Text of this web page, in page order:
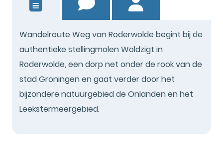
Wandelroute Weg van Roderwolde begint bij de
authentieke stellingmolen Woldzigt in
Roderwolde, een dorp net onder de rook van de
stad Groningen en gaat verder door het
bijzondere natuurgebied de Onlanden en het
Leekstermeergebied.